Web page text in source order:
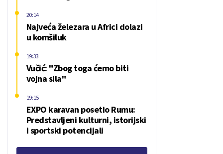
Najveća železara u Africi dolazi
u komšiluk
20:14
Vučić: "Zbog toga ćemo biti
vojna sila"
19:33
EXPO karavan posetio Rumu:
Predstavljeni kulturni, istorijski
i sportski potencijali
19:15